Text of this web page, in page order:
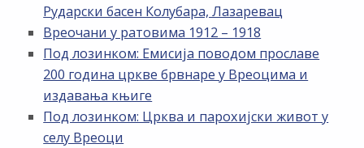
Рударски басен Колубара, Лазаревац
Вреочани у ратовима 1912 – 1918
Под лозинком: Емисија поводом прославе
200 година цркве брвнаре у Вреоцима и
издавања књиге
Под лозинком: Црква и парохијски живот у
селу Вреоци